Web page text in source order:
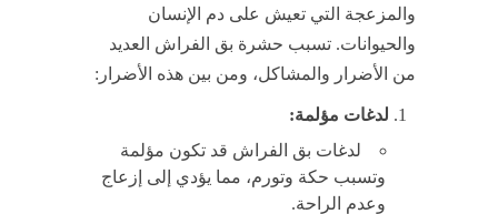
والمزعجة التي تعيش على دم الإنسان
والحيوانات. تسبب حشرة بق الفراش العديد
من الأضرار والمشاكل، ومن بين هذه الأضرار:
لدغات مؤلمة:
لدغات بق الفراش قد تكون مؤلمة
وتسبب حكة وتورم، مما يؤدي إلى إزعاج
وعدم الراحة.